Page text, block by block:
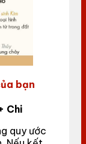
bạn
Chi
quy ước